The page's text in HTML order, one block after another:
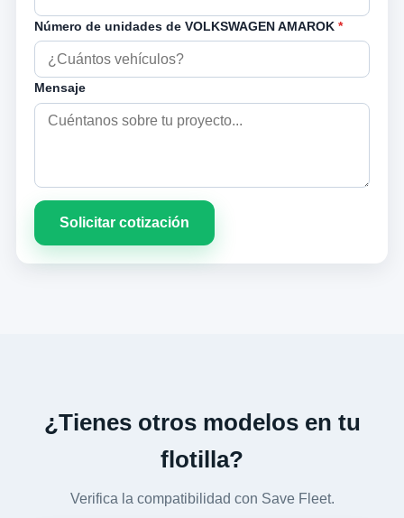
Número de unidades de VOLKSWAGEN AMAROK *
Mensaje
Solicitar cotización
¿Tienes otros modelos en tu
flotilla?
Verifica la compatibilidad con Save Fleet.